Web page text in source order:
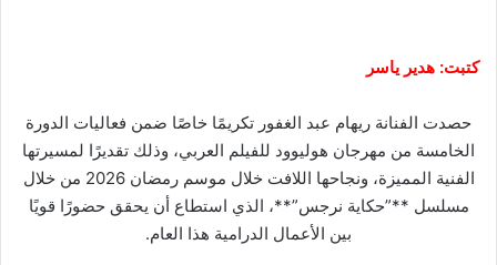
كتبت: هدير ياسر
حصدت الفنانة ريهام عبد الغفور تكريمًا خاصًا ضمن فعاليات الدورة
الخامسة من مهرجان هوليوود للفيلم العربي، وذلك تقديرًا لمسيرتها
الفنية المميزة، ونجاحها اللافت خلال موسم رمضان 2026 من خلال
مسلسل **”حكاية نرجس”**، الذي استطاع أن يحقق حضورًا قويًا
بين الأعمال الدرامية هذا العام.